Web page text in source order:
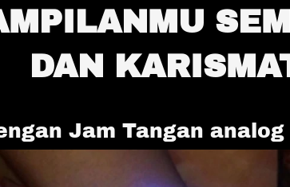
DAN
Jam Tangan analog